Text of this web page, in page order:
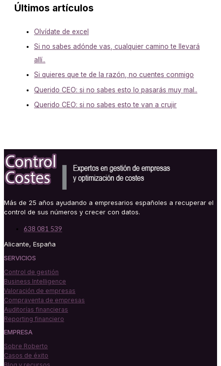
Últimos artículos
Olvídate de excel
Si no sabes adónde vas, cualquier camino te llevará
allí..
Si quieres que te de la razón, no cuentes conmigo
Querido CEO: si no sabes esto lo pasarás muy mal..
Querido CEO: si no sabes esto te van a crujir
Más de 25 años ayudando a empresarios españoles a recuperar el
control de sus números y crecer con datos.
638 081 539
Alicante, España
SERVICIOS
Control de gestión
Business Intelligence
Valoración de empresas
Compraventa de empresas
Auditorías financieras
Reporting financiero
EMPRESA
Sobre Roberto
Casos de éxito